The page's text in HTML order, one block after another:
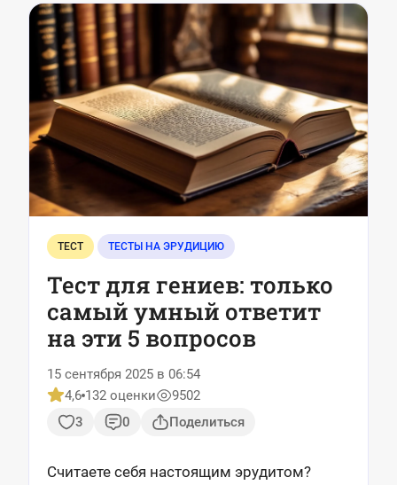
ТЕСТ ТЕСТЫ НА ЭРУДИЦИЮ
Тест для гениев: только
самый умный ответит
на эти 5 вопросов
15 сентября 2025 в 06:54
4,6 132 оценки
9502
3
0 Поделиться
Считаете себя настоящим эрудитом?